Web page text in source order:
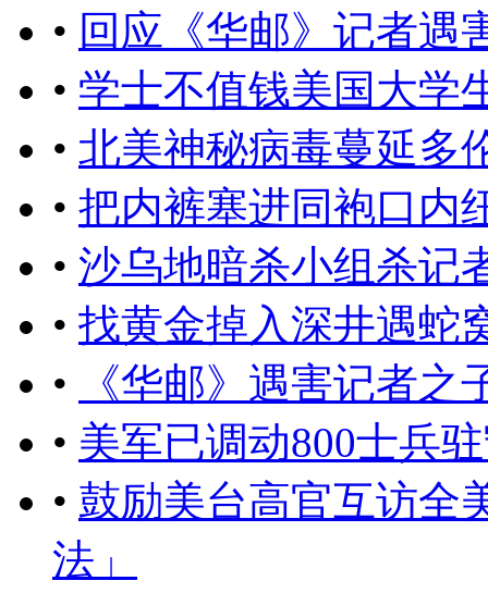
• 回应​《华邮》记者遇
• 学士不值钱美国大学
• 北美神秘病毒蔓延多
• 把内裤塞进同袍口内
• 沙乌地暗杀小组杀记
• 找黄金掉入深井遇蛇
•
《华邮》遇害记者
• 美军已调动800士兵
• 鼓励美台高官互访全
法」